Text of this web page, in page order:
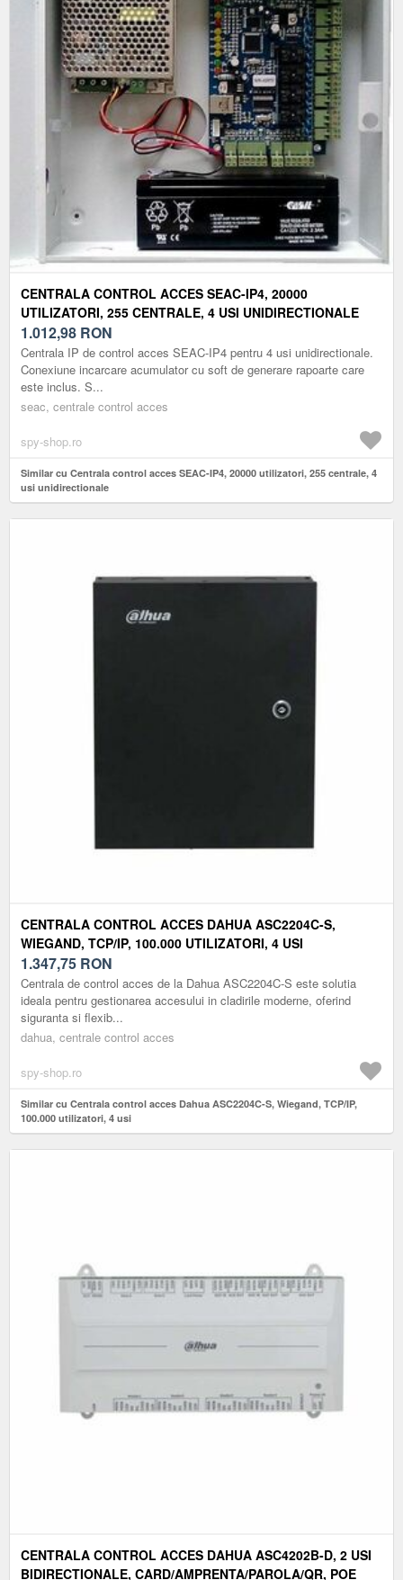
CENTRALA CONTROL ACCES SEAC-IP4, 20000
UTILIZATORI, 255 CENTRALE, 4 USI UNIDIRECTIONALE
1.012,98 RON
Centrala IP de control acces SEAC-IP4 pentru 4 usi unidirectionale.
Conexiune incarcare acumulator cu soft de generare rapoarte care
este inclus. S...
seac, centrale control acces
spy-shop.ro
Similar cu Centrala control acces SEAC-IP4, 20000 utilizatori, 255 centrale, 4
usi unidirectionale
CENTRALA CONTROL ACCES DAHUA ASC2204C-S,
WIEGAND, TCP/IP, 100.000 UTILIZATORI, 4 USI
1.347,75 RON
Centrala de control acces de la Dahua ASC2204C-S este solutia
ideala pentru gestionarea accesului in cladirile moderne, oferind
siguranta si flexib...
dahua, centrale control acces
spy-shop.ro
Similar cu Centrala control acces Dahua ASC2204C-S, Wiegand, TCP/IP,
100.000 utilizatori, 4 usi
CENTRALA CONTROL ACCES DAHUA ASC4202B-D, 2 USI
BIDIRECTIONALE, CARD/AMPRENTA/PAROLA/QR, POE